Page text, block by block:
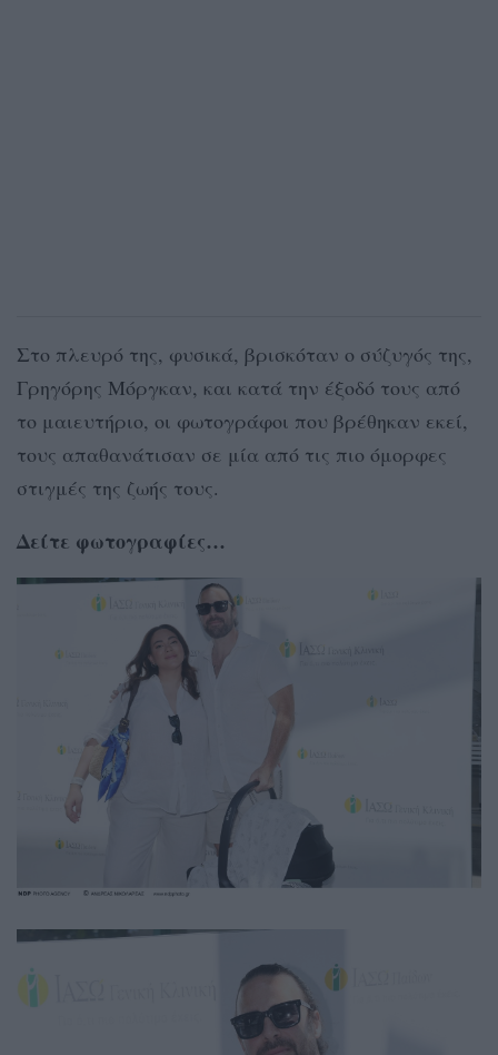
Στο πλευρό της, φυσικά, βρισκόταν ο σύζυγός της,
Γρηγόρης Μόργκαν, και κατά την έξοδό τους από
το μαιευτήριο, οι φωτογράφοι που βρέθηκαν εκεί,
τους απαθανάτισαν σε μία από τις πιο όμορφες
στιγμές της ζωής τους.
Δείτε φωτογραφίες…